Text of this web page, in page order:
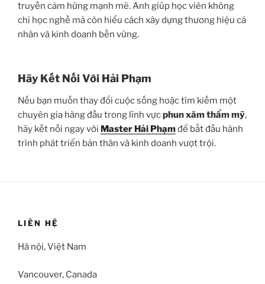
truyền cảm hứng mạnh mẽ. Anh giúp học viên không
chỉ học nghề mà còn hiểu cách xây dựng thương hiệu cá
nhân và kinh doanh bền vững.
Hãy Kết Nối Với Hải Phạm
Nếu bạn muốn thay đổi cuộc sống hoặc tìm kiếm một
chuyên gia hàng đầu trong lĩnh vựcphun xăm thẩm mỹ,
hãy kết nối ngay với Master Hải Phạmđể bắt đầu hành
trình phát triển bản thân và kinh doanh vượt trội.
LIÊN HỆ
Hà nội, Việt Nam
Vancouver, Canada